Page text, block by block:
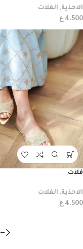
الاحذية, الفلات
4.500 ع
فلات
الاحذية, الفلات
4.500 ع
←